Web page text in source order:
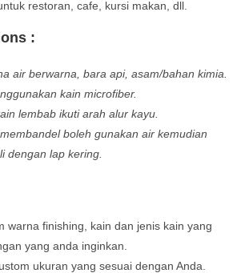
restoran, cafe, kursi makan, dll.
:
air berwarna, bara api, asam/bahan kimia.
kain microfiber.
lembab ikuti arah alur kayu.
boleh gunakan air kemudian
dengan lap kering.
warna finishing, kain dan jenis kain yang
yang anda inginkan.
ukuran yang sesuai dengan Anda.